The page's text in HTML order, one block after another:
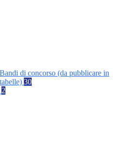
Bandi di concorso (da pubblicare in
tabelle) 30
2